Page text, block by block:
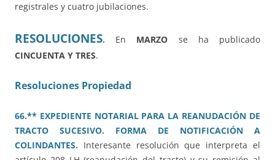
registrales y cuatro jubilaciones.
RESOLUCIONES. En MARZO se ha publicado
CINCUENTA Y TRES.
Resoluciones Propiedad
66.** EXPEDIENTE NOTARIAL PARA LA REANUDACIÓN DE
TRACTO SUCESIVO. FORMA DE NOTIFICACIÓN A
COLINDANTES. Interesante resolución que interpreta el